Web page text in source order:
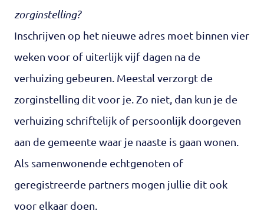
zorginstelling?
Inschrijven op het nieuwe adres moet binnen vier
weken voor of uiterlijk vijf dagen na de
verhuizing gebeuren. Meestal verzorgt de
zorginstelling dit voor je. Zo niet, dan kun je de
verhuizing schriftelijk of persoonlijk doorgeven
aan de gemeente waar je naaste is gaan wonen.
Als samenwonende echtgenoten of
geregistreerde partners mogen jullie dit ook
voor elkaar doen.